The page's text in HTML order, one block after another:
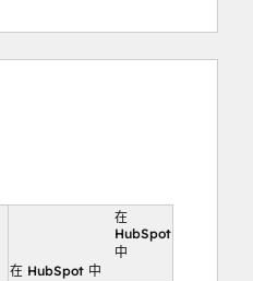
在
HubSpot
中
在 HubSpot 中